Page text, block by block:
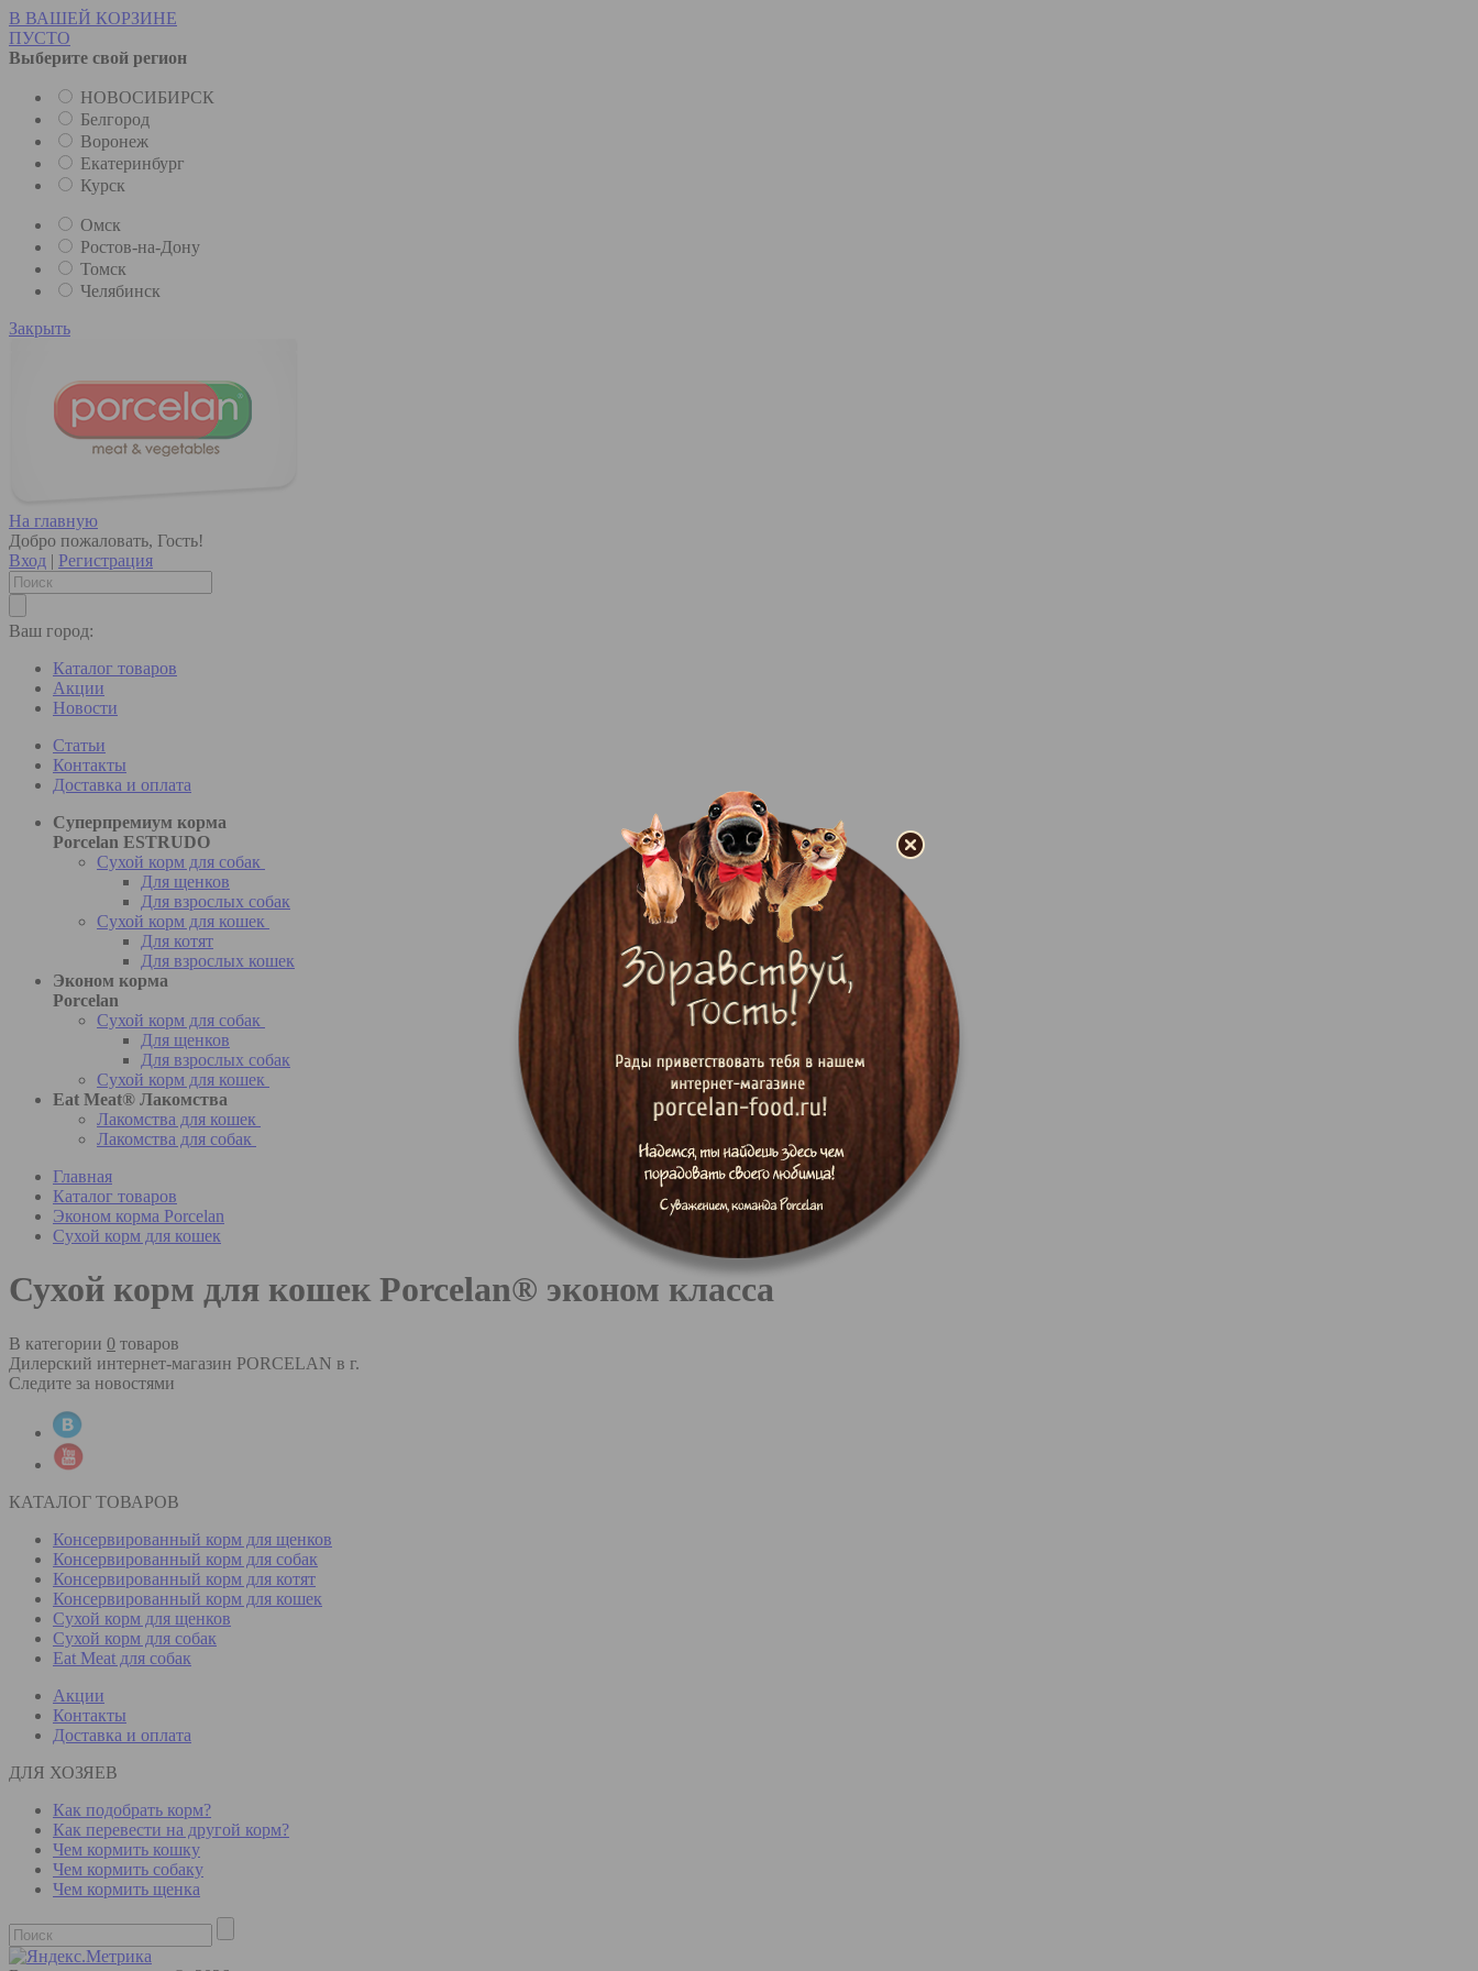
В ВАШЕЙ КОРЗИНЕ
ПУСТО
Выберите свой регион
НОВОСИБИРСК
Белгород
Воронеж
Екатеринбург
Курск
Омск
Ростов-на-Дону
Томск
Челябинск
Закрыть
На главную
Добро пожаловать, Гость!
Вход | Регистрация
Ваш город:
Каталог товаров
Акции
Новости
Статьи
Контакты
Доставка и оплата
Суперпремиум корма
Porcelan ESTRUDO
Сухой корм для собак
Для щенков
Для взрослых собак
Сухой корм для кошек
Для котят
Для взрослых кошек
Эконом корма
Porcelan
Сухой корм для собак
Для щенков
Для взрослых собак
Сухой корм для кошек
Eat Meat® Лакомства
Лакомства для кошек
Лакомства для собак
Главная
Каталог товаров
Эконом корма Porcelan
Сухой корм для кошек
Сухой корм для кошек Porcelan® эконом класса
В категории 0 товаров
Дилерский интернет-магазин PORCELAN в г.
Следите за новостями
КАТАЛОГ ТОВАРОВ
Консервированный корм для щенков
Консервированный корм для собак
Консервированный корм для котят
Консервированный корм для кошек
Сухой корм для щенков
Сухой корм для собак
Eat Meat для собак
Акции
Контакты
Доставка и оплата
ДЛЯ ХОЗЯЕВ
Как подобрать корм?
Как перевести на другой корм?
Чем кормить кошку
Чем кормить собаку
Чем кормить щенка